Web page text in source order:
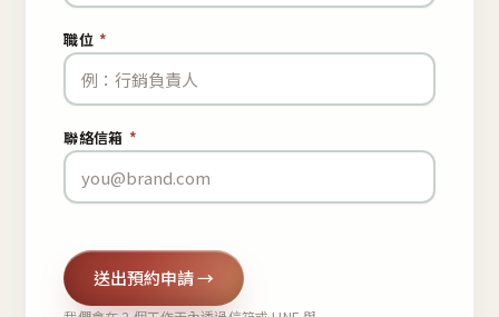
職位 *
聯絡信箱 *
送出預約申請 →